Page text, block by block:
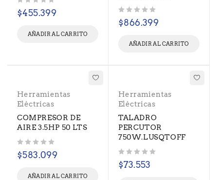
$455.399
AÑADIR AL CARRITO
$866.399
AÑADIR AL CARRITO
Herramientas
Eléctricas
COMPRESOR DE
AIRE 3.5HP 50 LTS
$583.099
AÑADIR AL CARRITO
Herramientas
Eléctricas
TALADRO
PERCUTOR
750W.LUSQTOFF
$73.553